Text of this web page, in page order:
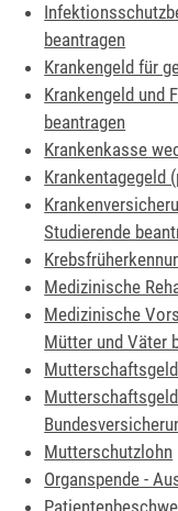
beantragen
Krankengeld für
Krankengeld und
beantragen
Krankenkasse
Krankentagegeld
Studierende
Medizinische
Medizinische
Mütter und Väter
Mutterschutzlohn
Organspende -